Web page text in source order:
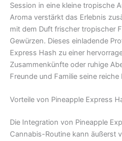
Session in eine kleine tropische
Aroma verstärkt das Erlebnis
mit dem Duft frischer tropischer
Gewürzen. Dieses einladende
Express Hash zu einer
Zusammenkünfte oder ruhige
Freunde und Familie seine
Vorteile von Pineapple Express
Die Integration von Pineapple
Cannabis-Routine kann äußerst